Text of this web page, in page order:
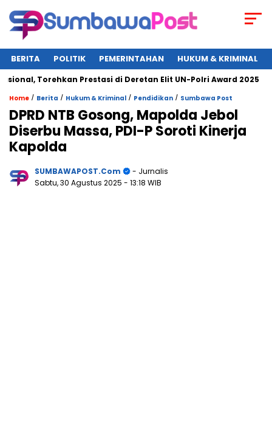
BERITA POLITIK PEMERINTAHAN HUKUM & KRIMINAL
Torehkan Prestasi di Deretan Elit UN-Polri Award 2025
Home / Berita / Hukum & Kriminal / Pendidikan / Sumbawa Post
DPRD NTB Gosong, Mapolda Jebol
Diserbu Massa, PDI-P Soroti Kinerja
Kapolda
SUMBAWAPOST.com
- Jurnalis
Sabtu, 30 Agustus 2025 - 13:18 WIB